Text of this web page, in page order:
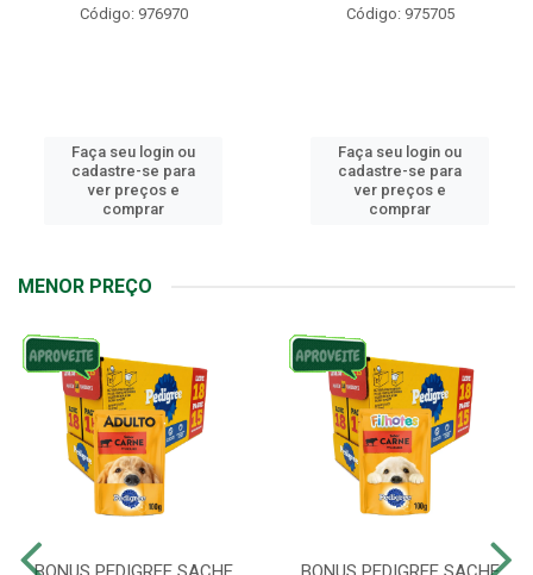
Código: 976970
Faça seu login ou
cadastre-se para
ver preços e
comprar
Código: 975705
Faça seu login ou
cadastre-se para
ver preços e
comprar
MENOR PREÇO